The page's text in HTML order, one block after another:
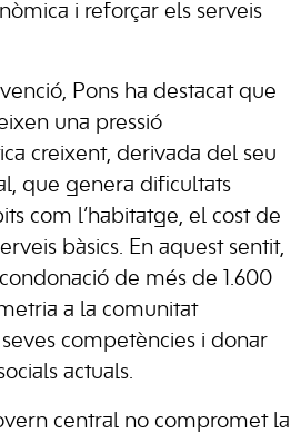
i reforçar els serveis
Pons ha destacat que
una pressió
creixent, derivada del seu
que genera dificultats
com l’habitatge, el cost de
bàsics. En aquest sentit,
de més de 1.600
a la comunitat
competències i donar
actuals.
central no compromet la